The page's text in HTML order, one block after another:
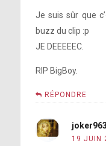
Je suis sûr que
buzz du clip :p
JE DEEEEEC.
RIP BigBoy.
RÉPONDRE
joker963
19 JUIN